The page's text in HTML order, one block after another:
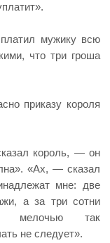
мужику всю
что три гроша
приказу короля
король, — он
«Ах, — сказал
мне: две
а за три сотни
мелочью так
не следует».